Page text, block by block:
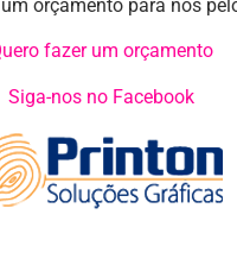
orçamento para nós
fazer um orçamento
Siga-nos no Facebook